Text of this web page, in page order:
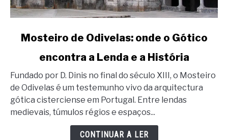
link
Mosteiro
de
Odivelas:
onde
o
Mosteiro de Odivelas: onde o Gótico
encontra a Lenda e a História
Fundado por D. Dinis no final do século XIII, o Mosteiro
de Odivelas é um testemunho vivo da arquitectura
gótica cisterciense em Portugal. Entre lendas
medievais, túmulos régios e espaços...
CONTINUAR A LER